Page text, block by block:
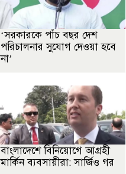
‘সরকারকে পাঁচ বছর দেশ
পরিচালনার সুযোগ দেওয়া হবে
না’
বাংলাদেশে বিনিয়োগে আগ্রহী
মার্কিন ব্যবসায়ীরা: সার্জিও গর